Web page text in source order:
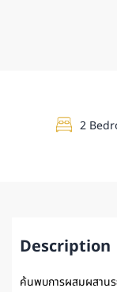
2
Description
ค้นพบการผสมผสาน